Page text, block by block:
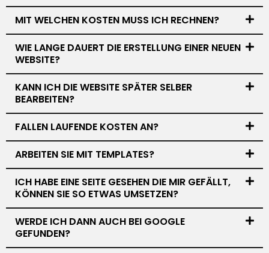
MIT WELCHEN KOSTEN MUSS ICH RECHNEN?
WIE LANGE DAUERT DIE ERSTELLUNG EINER NEUEN
WEBSITE?
KANN ICH DIE WEBSITE SPÄTER SELBER
BEARBEITEN?
FALLEN LAUFENDE KOSTEN AN?
ARBEITEN SIE MIT TEMPLATES?
ICH HABE EINE SEITE GESEHEN DIE MIR GEFÄLLT,
KÖNNEN SIE SO ETWAS UMSETZEN?
WERDE ICH DANN AUCH BEI GOOGLE
GEFUNDEN?